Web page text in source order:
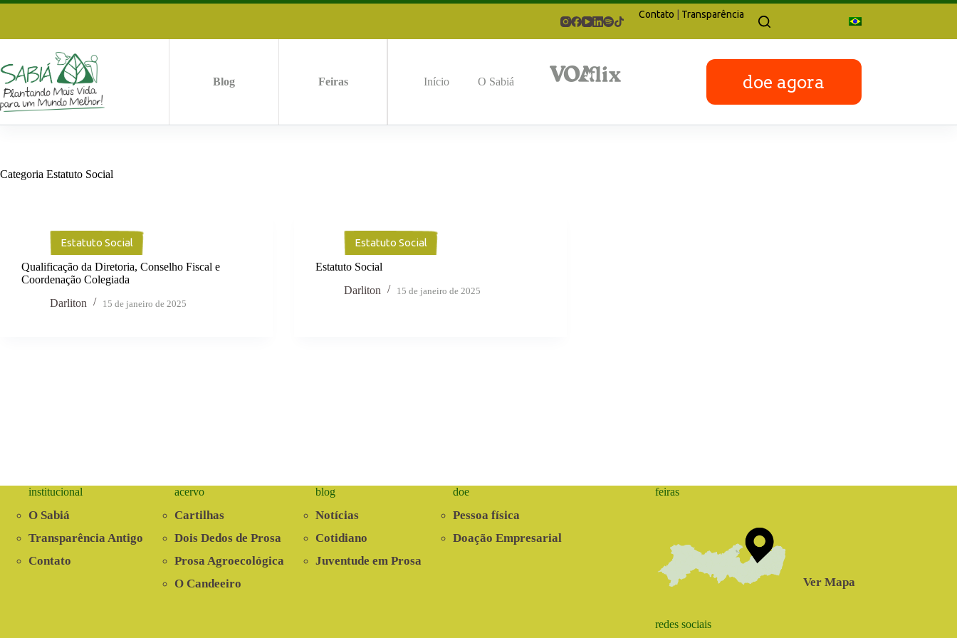
Pular
Contato | Transparência
Blog Feiras Início O Sabiá doe agora
Categoria Estatuto Social
Estatuto Social
Qualificação da Diretoria, Conselho Fiscal e
Coordenação Colegiada
Darliton
15 de janeiro de 2025
Estatuto Social
Estatuto Social
Darliton
15 de janeiro de 2025
institucional
O Sabiá
Transparência Antigo
Contato
acervo
Cartilhas
Dois Dedos de Prosa
Prosa Agroecológica
O Candeeiro
blog
Notícias
Cotidiano
Juventude em Prosa
doe
Pessoa física
Doação Empresarial
feiras
Ver Mapa
redes sociais